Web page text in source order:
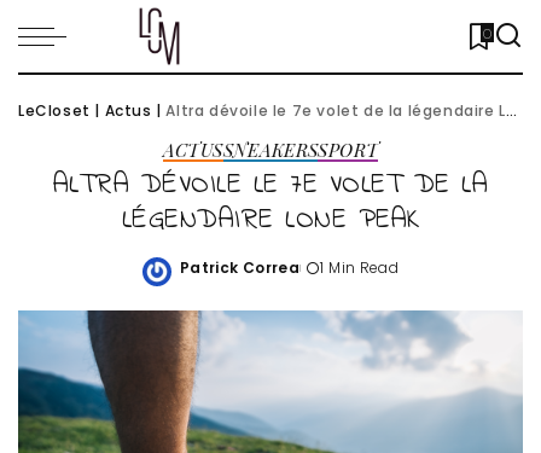
0
LeCloset | Actus |Altra dévoile le 7e volet de la légendaire Lone Peak
ACTUSSNEAKERSSPORT
ALTRA DÉVOILE LE 7E VOLET DE LA
LÉGENDAIRE LONE PEAK
Posted
Patrick Correa 1 Min Read